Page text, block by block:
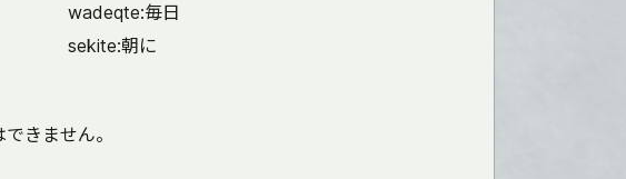
wadeqte:毎日
sekite:朝に
きません。